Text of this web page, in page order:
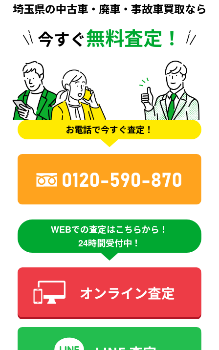
埼玉県の中古車・廃車・事故車買取なら
今すぐ無料査定！
お電話で今すぐ査定！
WEBでの査定はこちらから！
24時間受付中！